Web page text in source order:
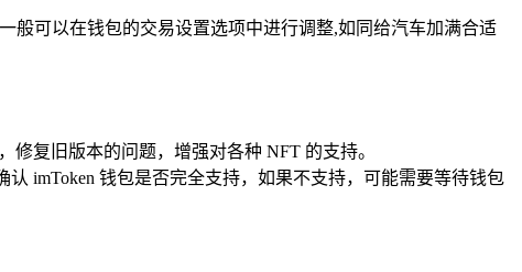
般可以在钱包的交易设置选项中进行调整,如同给汽车加满合适
复旧版本的问题，增强对各种 NFT 的支持。
imToken 钱包是否完全支持，如果不支持，可能需要等待钱包